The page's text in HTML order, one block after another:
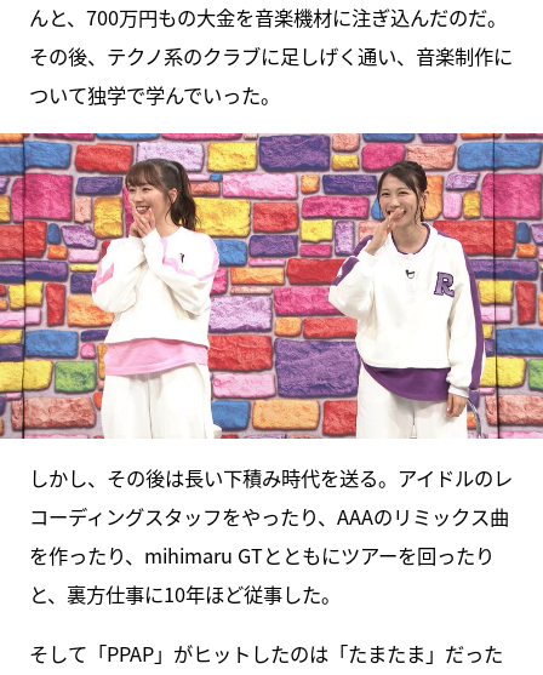
んと、700万円もの大金を音楽機材に注ぎ込んだのだ。
その後、テクノ系のクラブに足しげく通い、音楽制作に
ついて独学で学んでいった。
しかし、その後は長い下積み時代を送る。アイドルのレ
コーディングスタッフをやったり、AAAのリミックス曲
を作ったり、mihimaru GTとともにツアーを回ったり
と、裏方仕事に10年ほど従事した。
そして「PPAP」がヒットしたのは「たまたま」だった